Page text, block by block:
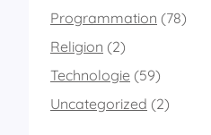
Programmation (78)
Religion (2)
Technologie (59)
Uncategorized (2)